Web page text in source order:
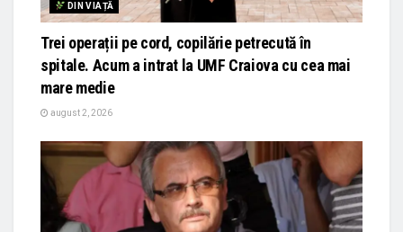
DIN VIAȚĂ
Trei operații pe cord, copilărie petrecută în
spitale. Acum a intrat la UMF Craiova cu cea mai
mare medie
august 2, 2026